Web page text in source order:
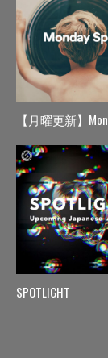
SPOTLIGHT